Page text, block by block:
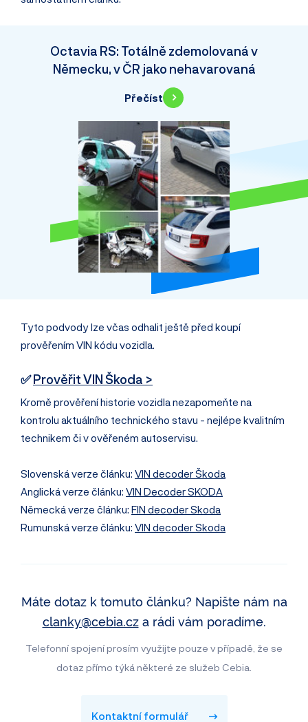
Octavia RS: Totálně zdemolovaná v
Německu, v ČR jako nehavarovaná
Přečíst
Tyto podvody lze včas odhalit ještě před koupí
prověřením VIN kódu vozidla.
✅Prověřit VIN Škoda >
Kromě prověření historie vozidla nezapomeňte na
kontrolu aktuálního technického stavu - nejlépe kvalitním
technikem či v ověřeném autoservisu.
Slovenská verze článku: VIN decoder Škoda
Anglická verze článku: VIN Decoder SKODA
Německá verze článku: FIN decoder Skoda
Rumunská verze článku: VIN decoder Skoda
Máte dotaz k tomuto článku? Napište nám na
clanky@cebia.cza rádi vám poradíme.
Telefonní spojení prosím využijte pouze v případě, že se
dotaz přímo týká některé ze služeb Cebia.
Kontaktní formulář